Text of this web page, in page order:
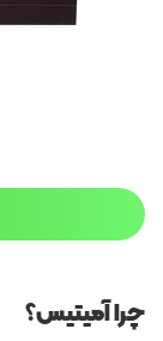
چرا آمیتیس؟